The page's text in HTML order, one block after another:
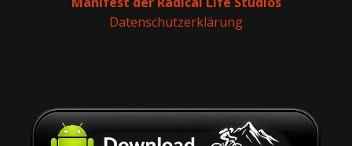
Datenschutzerklärung